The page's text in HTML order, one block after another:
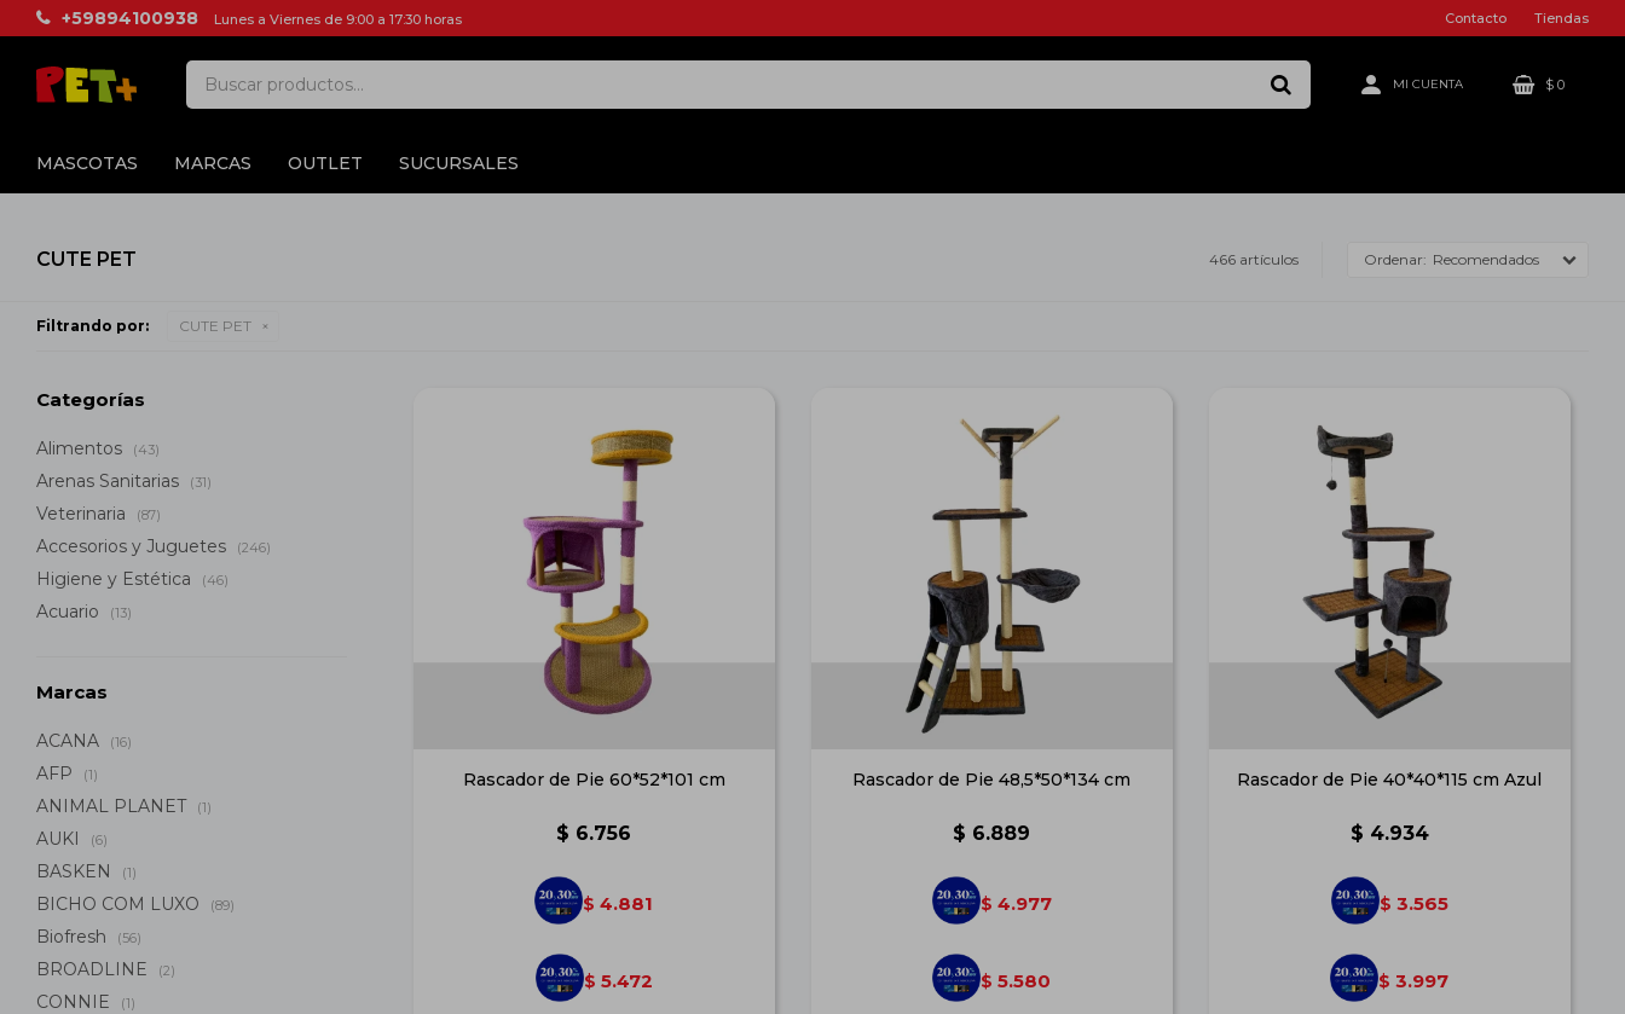
MASCOTAS MARCAS OUTLET SUCURSALES
$ 0
+59894100938 Lunes a Viernes de 9:00 a 17:30 horas Contacto Tiendas
CUTE PET 466 artículos Recomendados
Filtrando por: CUTE PET
Rascador de Pie 60*52*101 cm
$ 6.756
$ 4.881
$ 5.472
Rascador de Pie 48,5*50*134 cm
$ 6.889
$ 4.977
$ 5.580
Rascador de Pie 40*40*115 cm Azul
$ 4.934
$ 3.565
$ 3.997
Categorías
Alimentos (43)
Arenas Sanitarias (31)
Veterinaria (87)
Accesorios y Juguetes (246)
Higiene y Estética (46)
Acuario (13)
Marcas
ACANA (16)
AFP (1)
ANIMAL PLANET (1)
AUKI (6)
BASKEN (1)
BICHO COM LUXO (89)
Biofresh (56)
BROADLINE (2)
CONNIE (1)